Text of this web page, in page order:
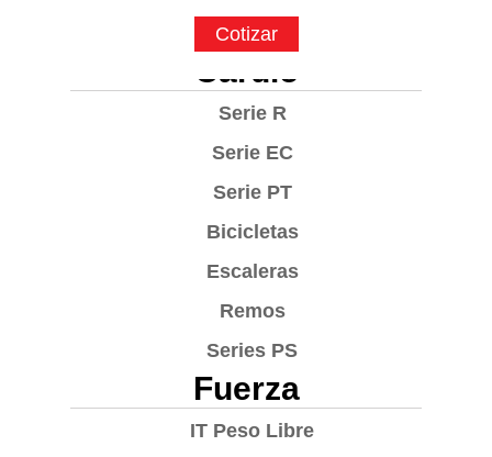
Cardio
Serie R
Serie EC
Serie PT
Bicicletas
Escaleras
Remos
Series PS
Fuerza
IT Peso Libre
Cotizar